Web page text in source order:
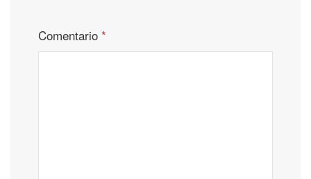
Comentario *